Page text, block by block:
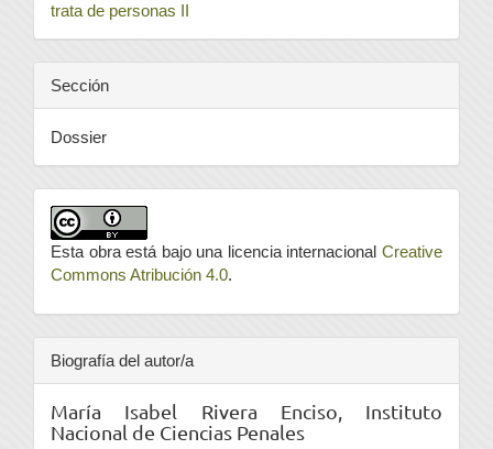
trata de personas II
Sección
Dossier
Esta obra está bajo una licencia internacional Creative
Commons Atribución 4.0.
Biografía del autor/a
María Isabel Rivera Enciso, Instituto
Nacional de Ciencias Penales